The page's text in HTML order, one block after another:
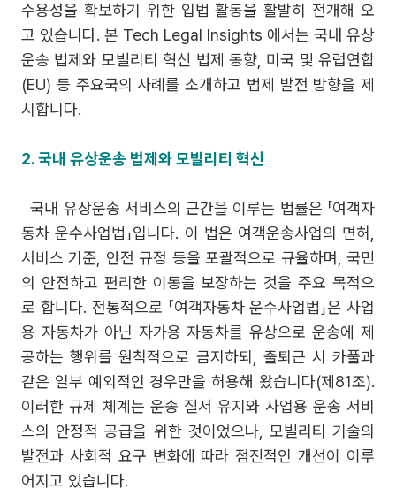
수용성을 확보하기 위한 입법 활동을 활발히 전개해 오
고 있습니다. 본 Tech Legal Insights 에서는 국내 유상
운송 법제와 모빌리티 혁신 법제 동향, 미국 및 유럽연합
(EU) 등 주요국의 사례를 소개하고 법제 발전 방향을 제
시합니다.
2. 국내 유상운송 법제와 모빌리티 혁신
국내 유상운송 서비스의 근간을 이루는 법률은 「여객자
동차 운수사업법」입니다. 이 법은 여객운송사업의 면허,
서비스 기준, 안전 규정 등을 포괄적으로 규율하며, 국민
의 안전하고 편리한 이동을 보장하는 것을 주요 목적으
로 합니다. 전통적으로 「여객자동차 운수사업법」은 사업
용 자동차가 아닌 자가용 자동차를 유상으로 운송에 제
공하는 행위를 원칙적으로 금지하되, 출퇴근 시 카풀과
같은 일부 예외적인 경우만을 허용해 왔습니다(제81조).
이러한 규제 체계는 운송 질서 유지와 사업용 운송 서비
스의 안정적 공급을 위한 것이었으나, 모빌리티 기술의
발전과 사회적 요구 변화에 따라 점진적인 개선이 이루
어지고 있습니다.